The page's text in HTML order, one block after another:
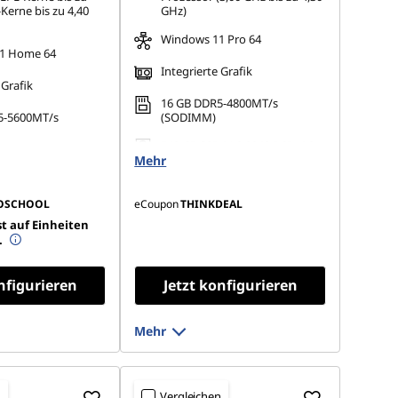
bis zu 4,40
Home 64
5600MT/s
auf Einheiten
GHz)
Windows 11 Pro 64
Integrierte Grafik
16 GB DDR5-4800MT/s
(SODIMM)
TLC
Mehr
eCouponTHINKDEAL
Jetzt konfigurieren
Mehr